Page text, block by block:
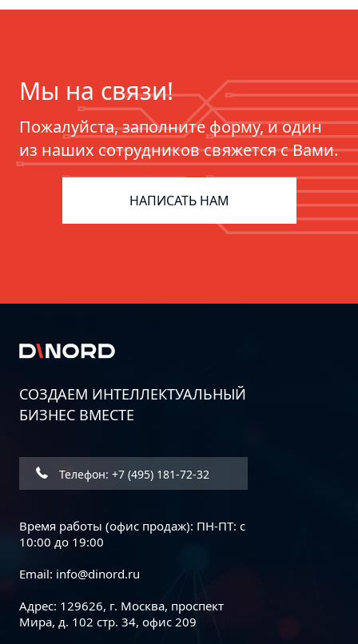
Мы на связи!
Пожалуйста, заполните форму, и один
из наших сотрудников свяжется с Вами.
НАПИСАТЬ НАМ
СОЗДАЕМ ИНТЕЛЛЕКТУАЛЬНЫЙ
БИЗНЕС ВМЕСТЕ
Телефон: +7 (495) 181-72-32
Время работы (офис продаж): ПН-ПТ: с
10:00 до 19:00
Email: info@dinord.ru
Адрес: 129626, г. Москва, проспект
Мира, д. 102 стр. 34, офис 209